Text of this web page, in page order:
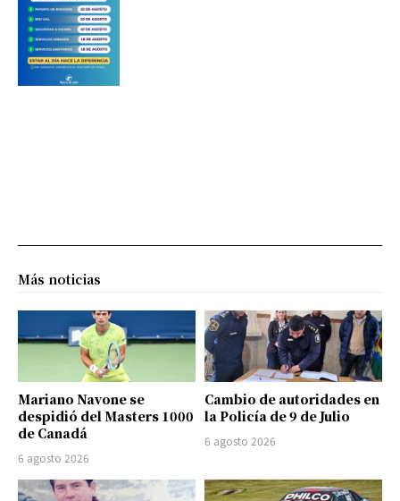
Más noticias
Mariano Navone se
despidió del Masters 1000
de Canadá
6 agosto 2026
Cambio de autoridades en
la Policía de 9 de Julio
6 agosto 2026